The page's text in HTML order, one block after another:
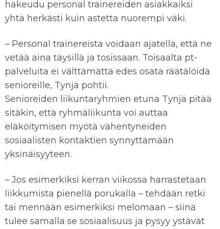
hakeudu personal trainereiden asiakkaiksi
yhtä herkästi kuin astetta nuorempi väki.
– Personal trainereista voidaan ajatella, että ne
vetää aina täysillä ja tosissaan. Toisaalta pt-
palveluita ei välttämättä edes osata räätälöidä
senioreille, Tynjä pohtii.
Senioreiden liikuntaryhmien etuna Tynjä pitää
sitäkin, että ryhmäliikunta voi auttaa
eläköitymisen myötä vähentyneiden
sosiaalisten kontaktien synnyttämään
yksinäisyyteen.
– Jos esimerkiksi kerran viikossa harrastetaan
liikkumista pienellä porukalla – tehdään retki
tai mennään esimerkiksi melomaan – siinä
tulee samalla se sosiaalisuus ja pysyy ystävät